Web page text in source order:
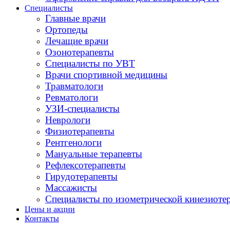
Специалисты
Главные врачи
Ортопеды
Лечащие врачи
Озонотерапевты
Специалисты по УВТ
Врачи спортивной медицины
Травматологи
Ревматологи
УЗИ-специалисты
Неврологи
Физиотерапевты
Рентгенологи
Мануальные терапевты
Рефлексотерапевты
Гирудотерапевты
Массажисты
Специалисты по изометрической
Цены и акции
Контакты